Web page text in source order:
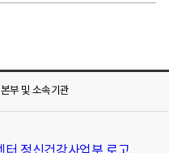
본부 및 소속기관